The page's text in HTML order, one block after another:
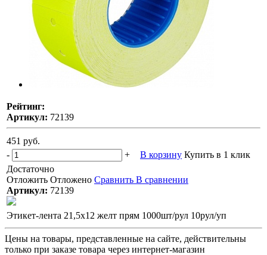
Рейтинг:
Артикул: 72139
451 руб.
-
+ В корзину Купить в 1 клик
Достаточно
Отложить Отложено Сравнить В сравнении
Артикул: 72139
Этикет-лента 21,5х12 желт прям 1000шт/рул 10рул/уп
Цены на товары, представленные на сайте, действительны
только при заказе товара через интернет-магазин